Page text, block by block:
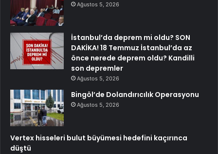
Ağustos 5, 2026
İstanbul’da deprem mi oldu? SON
DAKİKA! 18 Temmuz İstanbul’da az
önce nerede deprem oldu? Kandilli
son depremler
Ağustos 5, 2026
Bingöl’de Dolandırıcılık Operasyonu
Ağustos 5, 2026
Vertex hisseleri bulut büyümesi hedefini kaçırınca
düştü